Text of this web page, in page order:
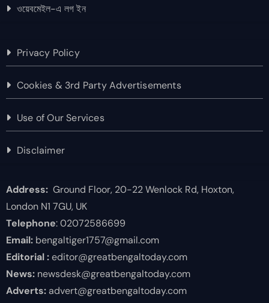
ওয়েবমেইল-এ লগ ইন
Privacy Policy
Cookies & 3rd Party Advertisements
Use of Our Services
Disclaimer
Address:Ground Floor, 20-22 Wenlock Rd, Hoxton,
London N1 7GU, UK
Telephone: 02072586699
Email:bengaltiger1757@gmail.com
Editorial :editor@greatbengaltoday.com
News:newsdesk@greatbengaltoday.com
Adverts:advert@greatbengaltoday.com